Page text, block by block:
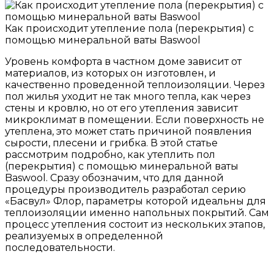
Как происходит утепление пола (перекрытия) с
помощью минеральной ваты Baswool
Уровень комфорта в частном доме зависит от
материалов, из которых он изготовлен, и
качественно проведенной теплоизоляции. Через
пол жилья уходит не так много тепла, как через
стены и кровлю, но от его утепления зависит
микроклимат в помещении. Если поверхность не
утеплена, это может стать причиной появления
сырости, плесени и грибка. В этой статье
рассмотрим подробно, как утеплить пол
(перекрытия) с помощью минеральной ваты
Baswool. Сразу обозначим, что для данной
процедуры производитель разработал серию
«Басвул» Флор, параметры которой идеальны для
теплоизоляции именно напольных покрытий. Сам
процесс утепления состоит из нескольких этапов,
реализуемых в определенной
последовательности.